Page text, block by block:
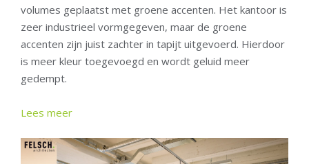
volumes geplaatst met groene accenten. Het kantoor is
zeer industrieel vormgegeven, maar de groene
accenten zijn juist zachter in tapijt uitgevoerd. Hierdoor
is meer kleur toegevoegd en wordt geluid meer
gedempt.
Lees meer